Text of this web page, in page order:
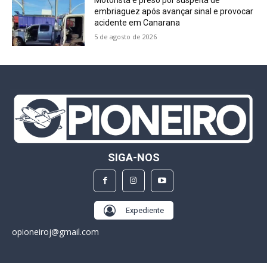
embriaguez após avançar sinal e provocar
acidente em Canarana
5 de agosto de 2026
SIGA-NOS
Expediente
opioneiroj@gmail.com